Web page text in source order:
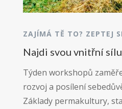
ZAJÍMÁ TĚ TO? ZEPTEJ
Najdi svou vnitřní
Týden workshopů
rozvoj a posílení
Základy permakultury,